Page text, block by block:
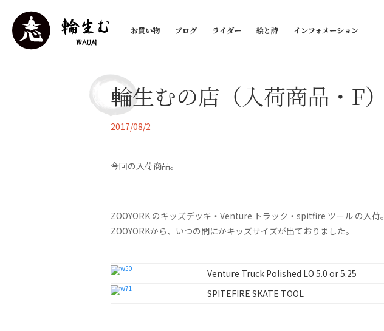
お買い物 ブログ ライダー 絵と詩 インフォメーション
輪生むの店（入荷商品・F）
2017/08/2
今回の入荷商品。
ZOOYORK のキッズデッキ・Venture トラック・spitfire ツール の入荷。
ZOOYORKから、いつの間にかキッズサイズが出ておりました。
Venture Truck Polished LO 5.0 or 5.25
SPITEFIRE SKATE TOOL